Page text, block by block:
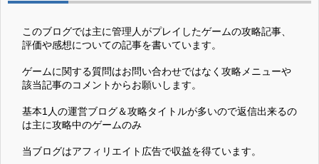
このブログでは主に管理人がプレイしたゲームの攻略記事、
評価や感想についての記事を書いています。
ゲームに関する質問はお問い合わせではなく攻略メニューや
該当記事のコメントからお願いします。
基本1人の運営ブログ＆攻略タイトルが多いので返信出来るの
は主に攻略中のゲームのみ
当ブログはアフィリエイト広告で収益を得ています。